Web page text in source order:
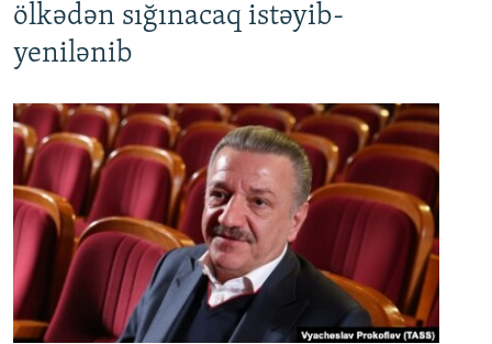
QANUNI DOĞRU
MULTIMEDIA
VIDEO
FOTOQALEREYA
İNFOQRAFIKA
KARIKATURA
RADIO ARXIV
OXU ZALI
AZƏRBAYCAN ƏDƏBIYYATI KITABXANASI
İSLAM VƏ DEMOKRATIYA
İZ - MƏDƏNIYYƏT PROQRAMI
HAQQIMIZDA
MISSIYAMIZ
PEŞƏ ETIKASI VƏ JURNALISTIKA STANDARTLARIMIZ
MATERIALLARIMIZDAN ISTIFADƏ
BIZI IZLƏ
ölkədən sığınacaq istəyib-
yenilənib